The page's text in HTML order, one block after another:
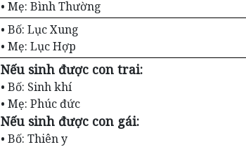
• Mẹ: Bình Thường
• Bố: Lục Xung
• Mẹ: Lục Hợp
Nếu sinh được con trai:
• Bố: Sinh khí
• Mẹ: Phúc đức
Nếu sinh được con gái:
• Bố: Thiên y